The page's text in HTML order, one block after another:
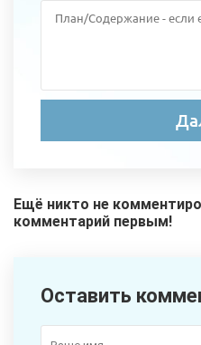
Ещё никто не
комментарий первым!
Оставить